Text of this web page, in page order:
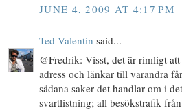
JUNE 4, 2009 AT 4:17 PM
Ted Valentin said...
@Fredrik: Visst, det är rimligt
adress och länkar till varandra
sådana saker det handlar om i
svartlistning; all besökstrafik